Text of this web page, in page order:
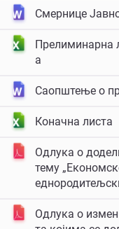
Смернице
Прелиминарна
а
Саопштење о
Коначна листа
Одлука о
тему
Одлука о